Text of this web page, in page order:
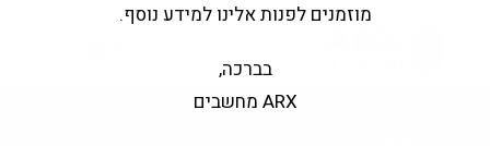
מוזמנים לפנות אלינו למידע נוסף.
בברכה,
ARX מחשבים